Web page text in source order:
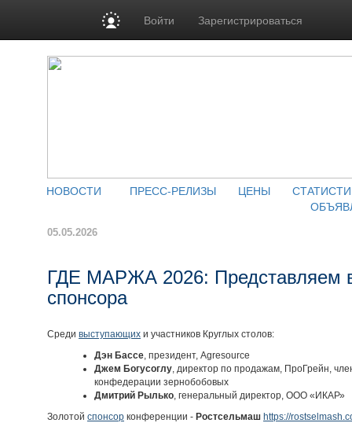
Войти Зарегистрироваться
НОВОСТИ ПРЕСС-РЕЛИЗЫ ЦЕНЫ
05.05.2026
ГДЕ МАРЖА 2026: Представляем
спонсора
Среди выступающих и участников Круглых столов:
Дэн Бассе, президент, Agresource
Джем Богусоглу, директор по продажам, ПроГрейн,
конфедерации зернобобовых
Дмитрий Рылько, генеральный директор, ООО «ИКАР»
Золотой спонсор конференции - Ростсельмаш https://